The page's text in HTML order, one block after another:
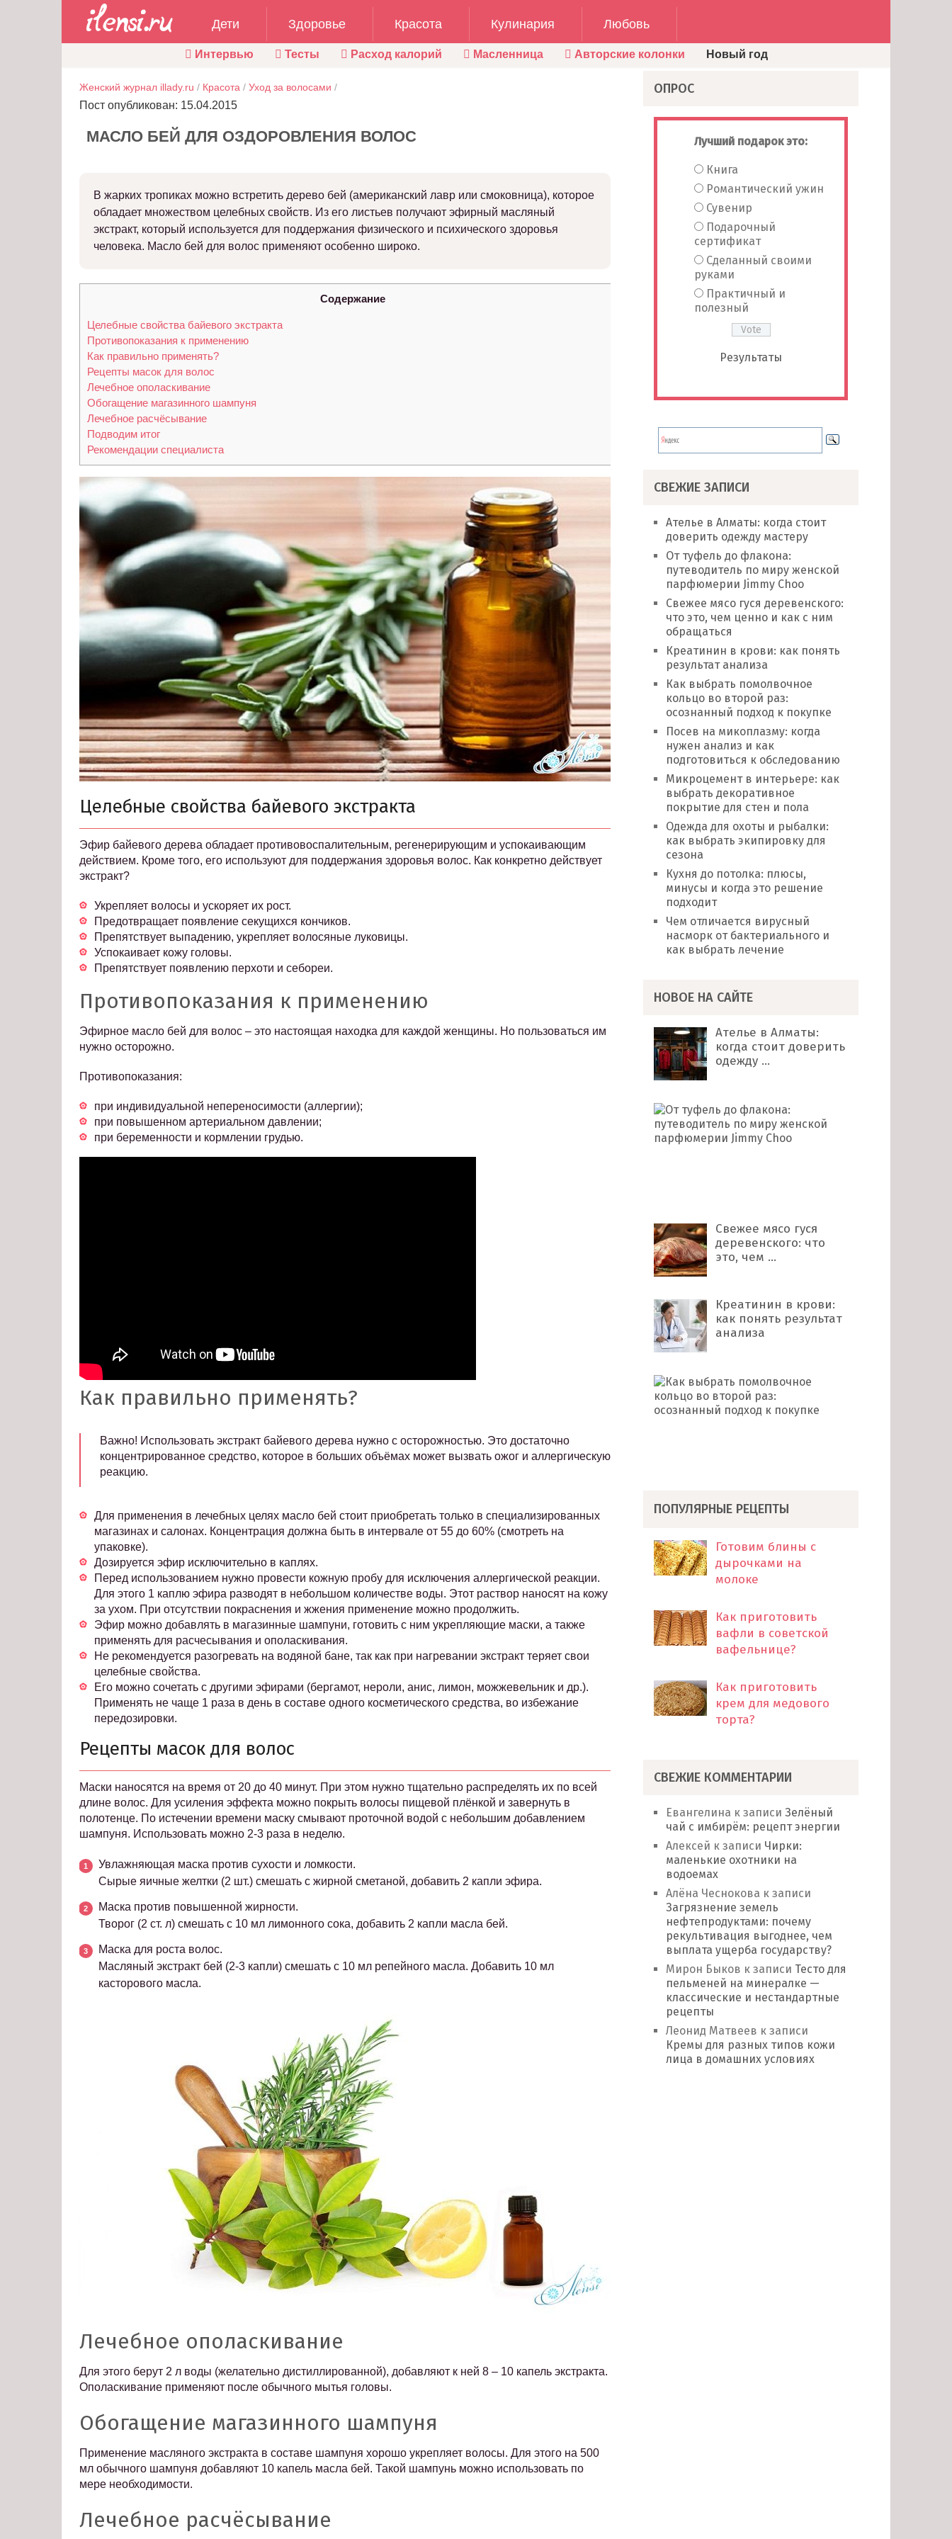
Дети Здоровье Красота Кулинария Любовь
Интервью Тесты Расход калорий Масленница Авторские колонки Новый год
Женский журнал illady.ru / Красота / Уход за волосами /
Пост опубликован: 15.04.2015
МАСЛО БЕЙ ДЛЯ ОЗДОРОВЛЕНИЯ ВОЛОС
В жарких тропиках можно встретить дерево бей (американский лавр или смоковница), которое
обладает множеством целебных свойств. Из его листьев получают эфирный масляный
экстракт, который используется для поддержания физического и психического здоровья
человека. Масло бей для волос применяют особенно широко.
Содержание
Целебные свойства байевого экстракта
Противопоказания к применению
Как правильно применять?
Рецепты масок для волос
Лечебное ополаскивание
Обогащение магазинного шампуня
Лечебное расчёсывание
Подводим итог
Рекомендации специалиста
Целебные свойства байевого экстракта
Эфир байевого дерева обладает противовоспалительным, регенерирующим и успокаивающим
действием. Кроме того, его используют для поддержания здоровья волос. Как конкретно действует
экстракт?
Укрепляет волосы и ускоряет их рост.
Предотвращает появление секущихся кончиков.
Препятствует выпадению, укрепляет волосяные луковицы.
Успокаивает кожу головы.
Препятствует появлению перхоти и себореи.
Противопоказания к применению
Эфирное масло бей для волос – это настоящая находка для каждой женщины. Но пользоваться им
нужно осторожно.
Противопоказания:
при индивидуальной непереносимости (аллергии);
при повышенном артериальном давлении;
при беременности и кормлении грудью.
Как правильно применять?
Важно! Использовать экстракт байевого дерева нужно с осторожностью. Это достаточно
концентрированное средство, которое в больших объёмах может вызвать ожог и аллергическую
реакцию.
Для применения в лечебных целях масло бей стоит приобретать только в специализированных
магазинах и салонах. Концентрация должна быть в интервале от 55 до 60% (смотреть на
упаковке).
Дозируется эфир исключительно в каплях.
Перед использованием нужно провести кожную пробу для исключения аллергической реакции.
Для этого 1 каплю эфира разводят в небольшом количестве воды. Этот раствор наносят на кожу
за ухом. При отсутствии покраснения и жжения применение можно продолжить.
Эфир можно добавлять в магазинные шампуни, готовить с ним укрепляющие маски, а также
применять для расчесывания и ополаскивания.
Не рекомендуется разогревать на водяной бане, так как при нагревании экстракт теряет свои
целебные свойства.
Его можно сочетать с другими эфирами (бергамот, нероли, анис, лимон, можжевельник и др.).
Применять не чаще 1 раза в день в составе одного косметического средства, во избежание
передозировки.
Рецепты масок для волос
Маски наносятся на время от 20 до 40 минут. При этом нужно тщательно распределять их по всей
длине волос. Для усиления эффекта можно покрыть волосы пищевой плёнкой и завернуть в
полотенце. По истечении времени маску смывают проточной водой с небольшим добавлением
шампуня. Использовать можно 2-3 раза в неделю.
Увлажняющая маска против сухости и ломкости.
Сырые яичные желтки (2 шт.) смешать с жирной сметаной, добавить 2 капли эфира.
Маска против повышенной жирности.
Творог (2 ст. л) смешать с 10 мл лимонного сока, добавить 2 капли масла бей.
Маска для роста волос.
Масляный экстракт бей (2-3 капли) смешать с 10 мл репейного масла. Добавить 10 мл
касторового масла.
Лечебное ополаскивание
Для этого берут 2 л воды (желательно дистиллированной), добавляют к ней 8 – 10 капель экстракта.
Ополаскивание применяют после обычного мытья головы.
Обогащение магазинного шампуня
Применение масляного экстракта в составе шампуня хорошо укрепляет волосы. Для этого на 500
мл обычного шампуня добавляют 10 капель масла бей. Такой шампунь можно использовать по
мере необходимости.
Лечебное расчёсывание
ОПРОС
Лучший подарок это:
Книга
Романтический ужин
Сувенир
Подарочный
сертификат
Сделанный своими
руками
Практичный и
полезный
Результаты
СВЕЖИЕ ЗАПИСИ
Ателье в Алматы: когда стоит
доверить одежду мастеру
От туфель до флакона:
путеводитель по миру женской
парфюмерии Jimmy Choo
Свежее мясо гуся деревенского:
что это, чем ценно и как с ним
обращаться
Креатинин в крови: как понять
результат анализа
Как выбрать помолвочное
кольцо во второй раз:
осознанный подход к покупке
Посев на микоплазму: когда
нужен анализ и как
подготовиться к обследованию
Микроцемент в интерьере: как
выбрать декоративное
покрытие для стен и пола
Одежда для охоты и рыбалки:
как выбрать экипировку для
сезона
Кухня до потолка: плюсы,
минусы и когда это решение
подходит
Чем отличается вирусный
насморк от бактериального и
как выбрать лечение
НОВОЕ НА САЙТЕ
Ателье в Алматы:
когда стоит доверить
одежду …
Свежее мясо гуся
деревенского: что
это, чем …
Креатинин в крови:
как понять результат
анализа
ПОПУЛЯРНЫЕ РЕЦЕПТЫ
Готовим блины с
дырочками на
молоке
Как приготовить
вафли в советской
вафельнице?
Как приготовить
крем для медового
торта?
СВЕЖИЕ КОММЕНТАРИИ
Евангелина к записиЗелёный
чай с имбирём: рецепт энергии
Алексей к записи Чирки:
маленькие охотники на
водоемах
Алёна Чеснокова к записи
Загрязнение земель
нефтепродуктами: почему
рекультивация выгоднее, чем
выплата ущерба государству?
Мирон Быков к записи Тесто для
пельменей на минералке —
классические и нестандартные
рецепты
Леонид Матвеев к записи
Кремы для разных типов кожи
лица в домашних условиях